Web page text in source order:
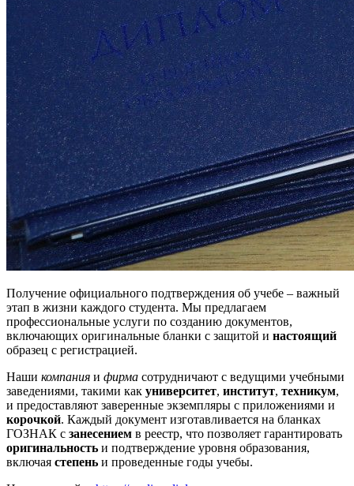
Получение официального подтверждения об учебе – важный
этап в жизни каждого студента. Мы предлагаем
профессиональные услуги по созданию документов,
включающих оригинальные бланки с защитой и настоящий
образец с регистрацией.
Наши компания и фирма сотрудничают с ведущими учебными
заведениями, такими как университет, институт, техникум,
и предоставляют заверенные экземпляры с приложениями и
корочкой. Каждый документ изготавливается на бланках
ГОЗНАК с занесением в реестр, что позволяет гарантировать
оригинальность и подтверждение уровня образования,
включая степень и проведенные годы учебы.